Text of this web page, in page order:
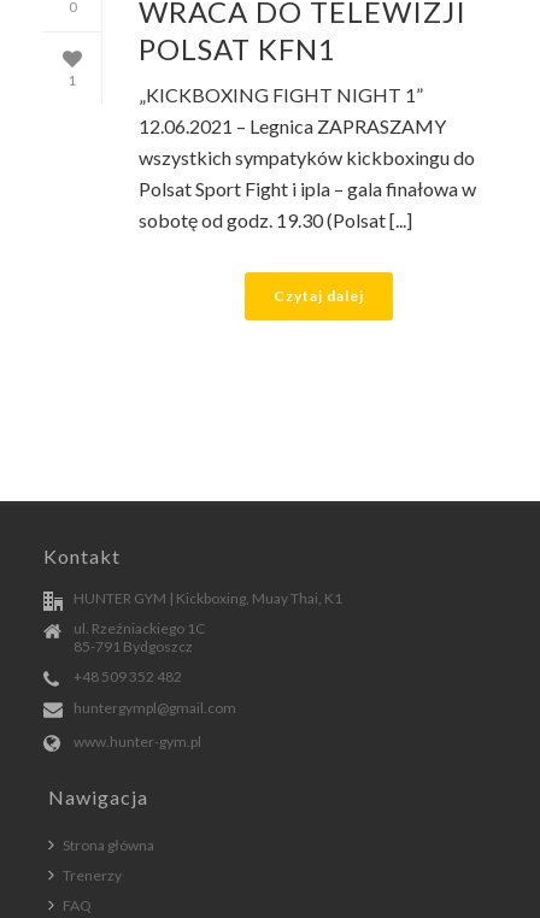
0
1
WRACA DO TELEWIZJI
POLSAT KFN1
„KICKBOXING FIGHT NIGHT 1”
12.06.2021 – Legnica ZAPRASZAMY
wszystkich sympatyków kickboxingu do
Polsat Sport Fight i ipla – gala finałowa w
sobotę od godz. 19.30 (Polsat [...]
Czytaj dalej
Kontakt
HUNTER GYM | Kickboxing, Muay Thai, K1
ul. Rzeźniackiego 1C
85-791 Bydgoszcz
+48 509 352 482
huntergympl@gmail.com
www.hunter-gym.pl
Nawigacja
Strona główna
Trenerzy
FAQ